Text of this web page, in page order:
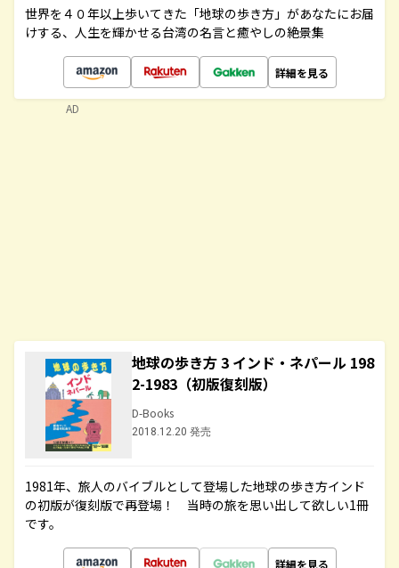
世界を４０年以上歩いてきた「地球の歩き方」があなたにお届
けする、人生を輝かせる台湾の名言と癒やしの絶景集
詳細を見る
地球の歩き方 3 インド・ネパール 198
2-1983（初版復刻版）
D-Books
2018.12.20 発売
1981年、旅人のバイブルとして登場した地球の歩き方インド
の初版が復刻版で再登場！ 当時の旅を思い出して欲しい1冊
です。
詳細を見る
AD